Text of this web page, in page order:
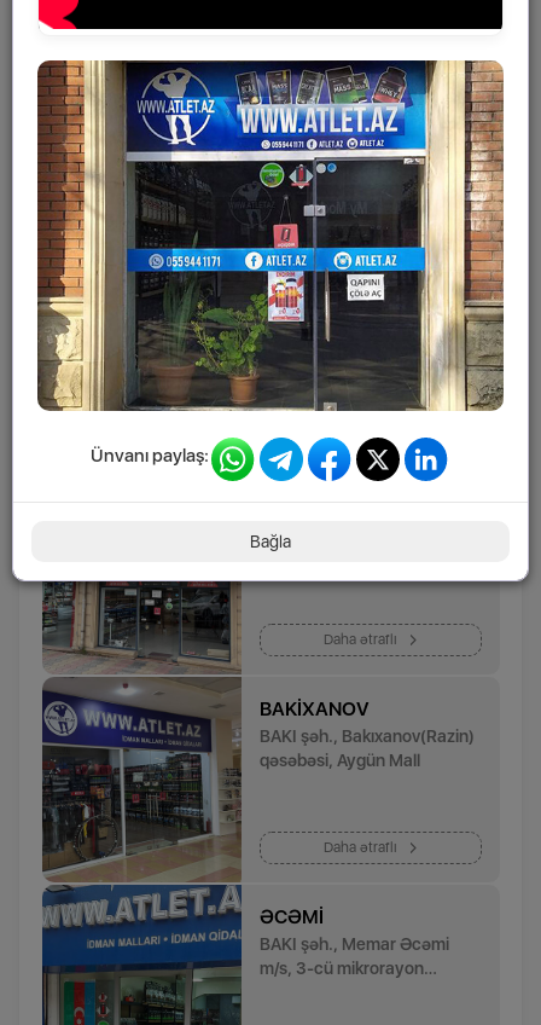
Bizi sosial şəbəkələrdə izləyin
ÜNVANLAR
GƏNCLIK
BAKI şəh., Gənclik m/s,
Caspian Shopping Centre,
Gənclik Mall-a üzbəüz
ƏHMƏDLI
Saraevo küç. 1
Daha ətraflı
BAKIXANOV
BAKI şəh., Bakıxanov(Razin)
qəsəbəsi, Aygün Mall
Daha ətraflı
ƏCƏMI
BAKI şəh., Memar Əcəmi
m/s, 3-cü mikrorayon
Ünvanı paylaş:
Bağla